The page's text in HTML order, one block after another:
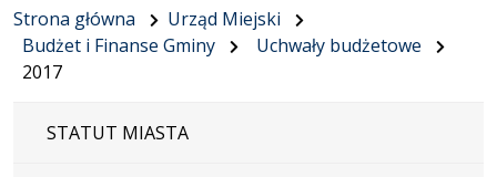
Strona główna
Urząd Miejski
Budżet i Finanse Gminy
Uchwały budżetowe
2017
STATUT MIASTA